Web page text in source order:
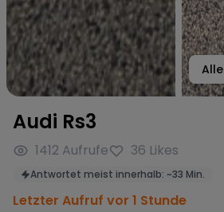
Alle
Audi Rs3
1412 Aufrufe 36 Likes
Antwortet meist innerhalb: ~33 Min.
Letzter Aufruf vor 1 Stunde